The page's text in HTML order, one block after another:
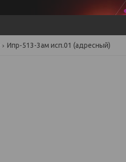
Ипр-513-3ам исп.01 (адресный)